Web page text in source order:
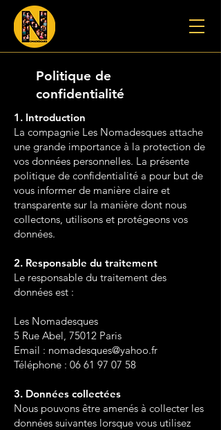
Politique de
confidentialité
1. Introduction
La compagnie Les Nomadesques attache
une grande importance à la protection de
vos données personnelles. La présente
politique de confidentialité a pour but de
vous informer de manière claire et
transparente sur la manière dont nous
collectons, utilisons et protégeons vos
données.
2. Responsable du traitement
Le responsable du traitement des
données est :
Les Nomadesques
5 Rue Abel, 75012 Paris
Email : nomadesques@yahoo.fr
Téléphone : 06 61 97 07 58
3. Données collectées
Nous pouvons être amenés à collecter les
données suivantes lorsque vous utilisez